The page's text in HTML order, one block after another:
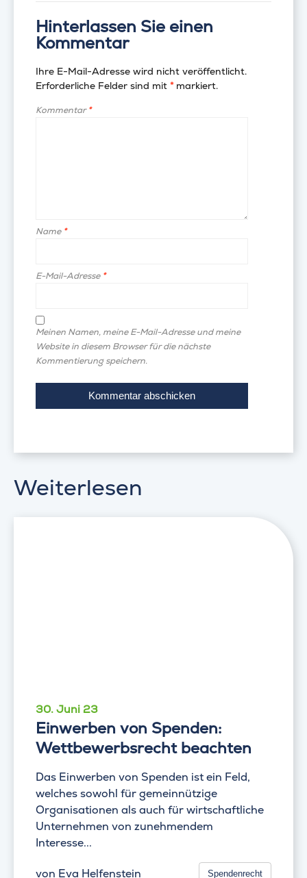
Hinterlassen Sie einen
Kommentar
Ihre E-Mail-Adresse wird nicht veröffentlicht.
Erforderliche Felder sind mit *markiert.
Kommentar*
Name *
E-Mail-Adresse *
Meinen Namen, meine E-Mail-Adresse und meine
Website in diesem Browser für die nächste
Kommentierung speichern.
Weiterlesen
30. Juni 23
Einwerben von Spenden:
Wettbewerbsrecht beachten
Das Einwerben von Spenden ist ein Feld,
welches sowohl für gemeinnützige
Organisationen als auch für wirtschaftliche
Unternehmen von zunehmendem
Interesse...
von Eva Helfenstein Spendenrecht